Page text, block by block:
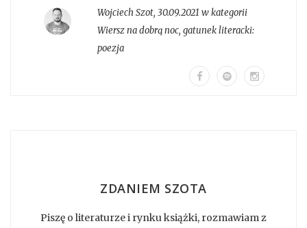
Wojciech Szot, 30.09.2021 w kategorii
Wiersz na dobrą noc, gatunek literacki:
poezja
ZDANIEM SZOTA
Piszę o literaturze i rynku książki, rozmawiam z